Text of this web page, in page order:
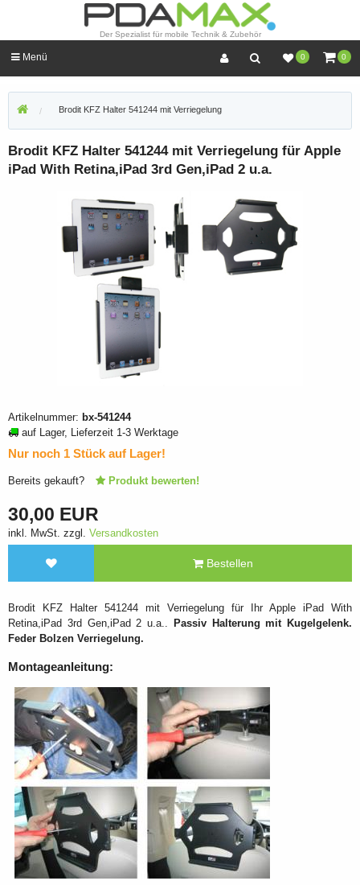
Der Spezialist für mobile Technik & Zubehör
0 0
Menü
Brodit KFZ Halter 541244 mit Verriegelung
Brodit KFZ Halter 541244 mit Verriegelung für Apple
iPad With Retina,iPad 3rd Gen,iPad 2 u.a.
Artikelnummer: bx-541244
auf Lager, Lieferzeit 1-3 Werktage
Nur noch 1 Stück auf Lager!
Bereits gekauft? Produkt bewerten!
30,00 EUR
inkl. MwSt. zzgl. Versandkosten
Bestellen
Brodit KFZ Halter 541244 mit Verriegelung für Ihr Apple iPad With
Retina,iPad 3rd Gen,iPad 2 u.a.. Passiv Halterung mit Kugelgelenk.
Feder Bolzen Verriegelung.
Montageanleitung: